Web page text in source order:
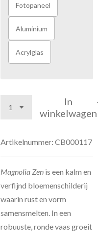
Fotopaneel
Aluminium
Acrylglas
In
winkelwagen
Artikelnummer: CB000117
Magnolia Zen is een kalm en
verfijnd bloemenschilderij
waarin rust en vorm
samensmelten. In een
robuuste, ronde vaas groeit